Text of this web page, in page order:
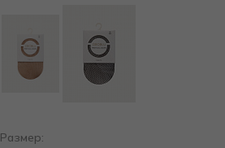
Размер: